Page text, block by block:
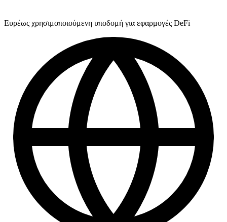
Ευρέως χρησιμοποιούμενη υποδομή για εφαρμογές DeFi